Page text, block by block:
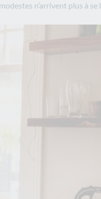
n’arrivent plus à se